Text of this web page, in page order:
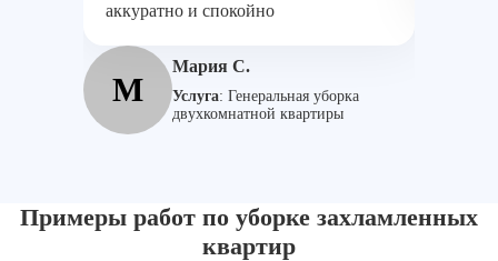
аккуратно и спокойно
М
Мария С.
Услуга: Генеральная уборка
двухкомнатной квартиры
Примеры работ по уборке захламленных
квартир